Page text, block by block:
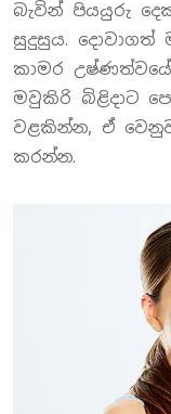
බැවින් පියයුරු
සුදුසුය. දොවාගත්
කාමර
මවුකිරි බිළිදාට
වළකින්න, ඒ
කරන්න.